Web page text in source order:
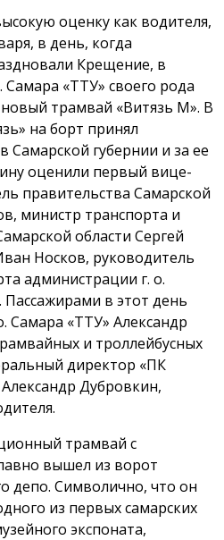
оценку как водителя,
в день, когда
Крещение, в
«ТТУ» своего рода
трамвай «Витязь М». В
на борт принял
Самарской губернии и за ее
оценили первый вице-
правительства Самарской
министр транспорта и
области Сергей
Носков, руководитель
администрации г. о.
в этот день
Самара «ТТУ» Александр
и троллейбусных
директор «ПК
Дубровкин,
трамвай с
вышел из ворот
депо. Символично, что он
из первых самарских
экспоната,